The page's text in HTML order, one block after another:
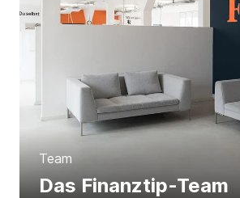
Team
Das Finanztip-Team